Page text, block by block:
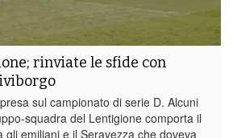
rinviate le sfide con
sul campionato di serie D. Alcuni
squadra del Lentigione comporta il
gli emiliani e il Seravezza che doveva